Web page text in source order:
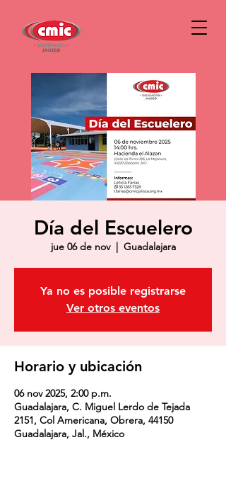
Día del Escuelero
jue 06 de nov
  |
Guadalajara
Ya no es posible registrarse
Ver otros eventos
Horario y ubicación
06 nov 2025, 2:00 p.m.
Guadalajara, C. Miguel Lerdo de Tejada
2151, Col Americana, Obrera, 44150
Guadalajara, Jal., México